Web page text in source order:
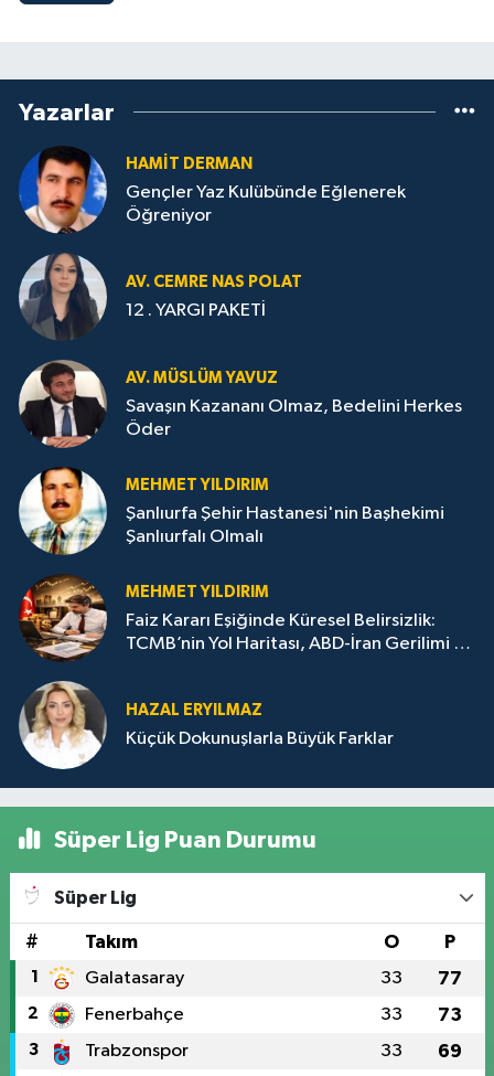
Yazarlar
HAMİT DERMAN
Gençler Yaz Kulübünde Eğlenerek
Öğreniyor
AV. CEMRE NAS POLAT
12 . YARGI PAKETİ
AV. MÜSLÜM YAVUZ
Savaşın Kazananı Olmaz, Bedelini Herkes
Öder
MEHMET YILDIRIM
Şanlıurfa Şehir Hastanesi'nin Başhekimi
Şanlıurfalı Olmalı
MEHMET YILDIRIM
Faiz Kararı Eşiğinde Küresel Belirsizlik:
TCMB’nin Yol Haritası, ABD-İran Gerilimi ve
HAZAL ERYILMAZ
Küçük Dokunuşlarla Büyük Farklar
Süper Lig Puan Durumu
Süper Lig
# Takım O P
1 Galatasaray 33 77
2 Fenerbahçe 33 73
3 Trabzonspor 33 69